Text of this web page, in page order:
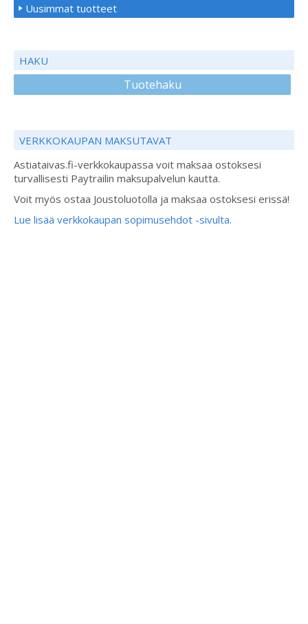
Uusimmat tuotteet
HAKU
Tuotehaku
VERKKOKAUPAN MAKSUTAVAT
Astiataivas.fi-verkkokaupassa voit maksaa ostoksesi
turvallisesti Paytrailin maksupalvelun kautta.
Voit myös ostaa Joustoluotolla ja maksaa ostoksesi erissä!
Lue lisää verkkokaupan sopimusehdot -sivulta.